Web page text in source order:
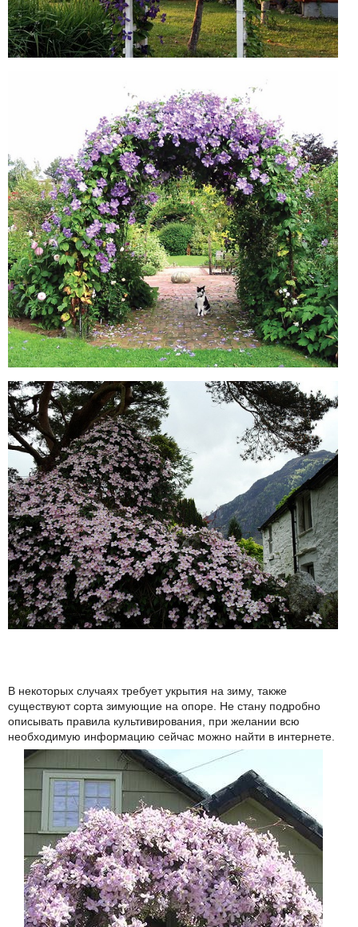
В некоторых случаях требует укрытия на зиму, также
существуют сорта зимующие на опоре. Не стану подробно
описывать правила культивирования, при желании всю
необходимую информацию сейчас можно найти в интернете.